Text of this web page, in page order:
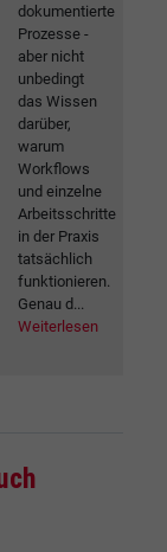
dokumentierte
Prozesse -
aber nicht
unbedingt
das Wissen
darüber,
warum
Workflows
und einzelne
Arbeitsschritte
in der Praxis
tatsächlich
funktionieren.
Genau d...
Weiterlesen